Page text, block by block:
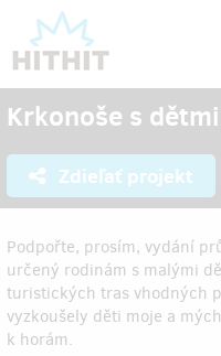
Krkonoše s
Zdieľať projekt
Podpořte, prosím, vydání
určený rodinám s malými
turistických tras vhodných
vyzkoušely děti moje a
k horám.